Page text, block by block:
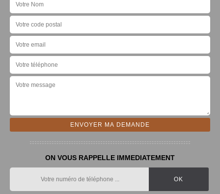
ON VOUS RAPPELLE IMMEDIATEMENT